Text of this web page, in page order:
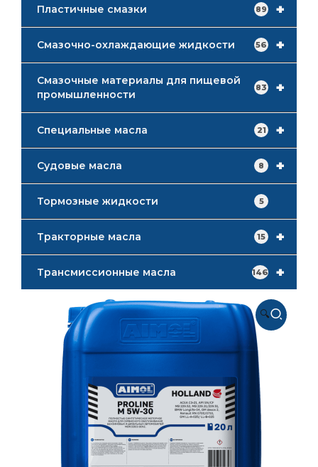
+
Пластичные смазки 89
+
Смазочно-охлаждающие жидкости 56
+
Смазочные материалы для пищевой
промышленности
83
+
Специальные масла 21
+
Судовые масла 8
Тормозные жидкости 5
+
Тракторные масла 15
+
Трансмиссионные масла 146
🔍